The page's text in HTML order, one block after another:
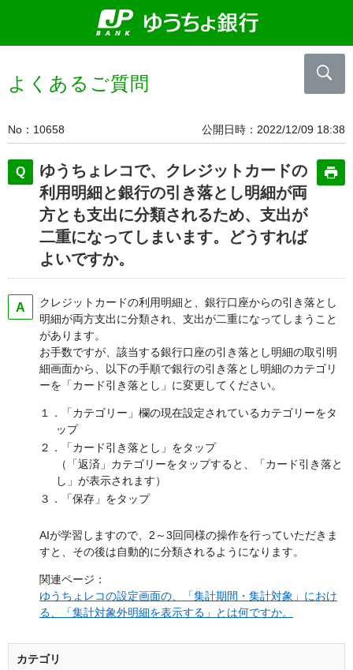
よくあるご質問
No 10658 公開日時 2022/12/09 18:38
ゆうちょレコで、クレジットカードの
利用明細と銀行の引き落とし明細が両
方とも支出に分類されるため、支出が
二重になってしまいます。どうすれば
よいですか。
クレジットカードの利用明細と、銀行口座からの引き落とし
明細が両方支出に分類され、支出が二重になってしまうこと
があります。
お手数ですが、該当する銀行口座の引き落とし明細の取引明
細画面から、以下の手順で銀行の引き落とし明細のカテゴリ
ーを「カード引き落とし」に変更してください。
１．「カテゴリー」欄の現在設定されているカテゴリーをタ
ップ
２．「カード引き落とし」をタップ
（「返済」カテゴリーをタップすると、「カード引き落と
し」が表示されます）
３．「保存」をタップ
AIが学習しますので、2～3回同様の操作を行っていただきま
すと、その後は自動的に分類されるようになります。
関連ページ：
ゆうちょレコの設定画面の、「集計期間・集計対象」におけ
る、「集計対象外明細を表示する」とは何ですか。
カテゴリ